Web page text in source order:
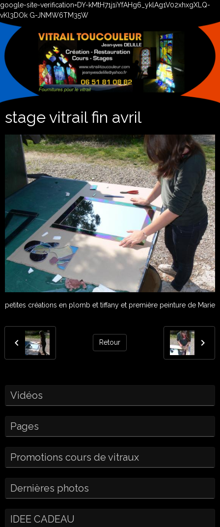
google-site-verification=DY-kMtH71j1iYfAHg6_yklAg1V02xhxgXLQ-
vKl3DOk G-JNMW6TM35W
stage vitrail fin avril
petites créations en plomb et tiffany et première peinture de Marie
Retour
Vidéos
Pages
Promotions cours de vitraux
Dernières photos
IDEE CADEAU